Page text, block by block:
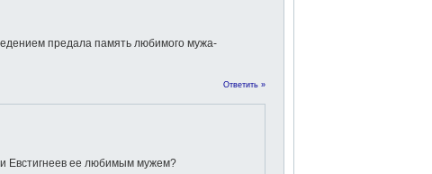
предала память любимого мужа-
Ответить »
Евстигнеев ее любимым мужем?